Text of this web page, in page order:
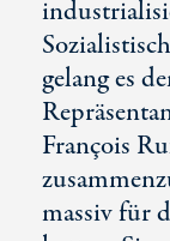
gelang es
François
massiv für